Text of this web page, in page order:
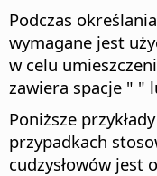
Podczas określania
wymagane jest
w celu
zawiera spacje " "
Poniższe
przypadkach
cudzysłowów jest